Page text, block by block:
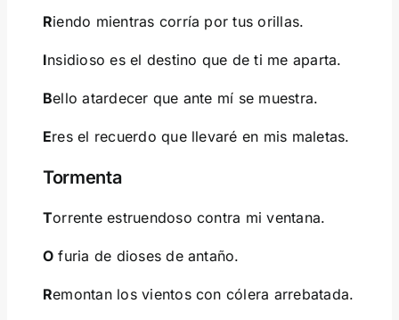
Riendo mientras corría por tus orillas.
Insidioso es el destino que de ti me aparta.
Bello atardecer que ante mí se muestra.
Eres el recuerdo que llevaré en mis maletas.
Tormenta
Torrente estruendoso contra mi ventana.
O furia de dioses de antaño.
Remontan los vientos con cólera arrebatada.